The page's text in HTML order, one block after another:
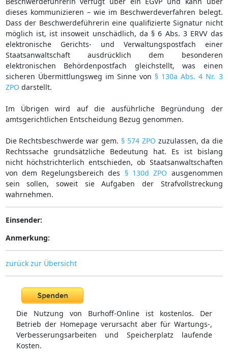
dieses kommunizieren – wie im Beschwerdeverfahren belegt.
Dass der Beschwerdeführerin eine qualifizierte Signatur nicht
möglich ist, ist insoweit unschädlich, da § 6 Abs. 3 ERVV das
elektronische Gerichts- und Verwaltungspostfach einer
Staatsanwaltschaft ausdrücklich dem besonderen
elektronischen Behördenpostfach gleichstellt, was einen
sicheren Übermittlungsweg im Sinne von § 130a Abs. 4 Nr. 3
ZPO darstellt.
Im Übrigen wird auf die ausführliche Begründung der
amtsgerichtlichen Entscheidung Bezug genommen.
Die Rechtsbeschwerde war gem. § 574 ZPO zuzulassen, da die
Rechtssache grundsätzliche Bedeutung hat. Es ist bislang
nicht höchstrichterlich entschieden, ob Staatsanwaltschaften
von dem Regelungsbereich des § 130d ZPO ausgenommen
sein sollen, soweit sie Aufgaben der Strafvollstreckung
wahrnehmen.
Einsender:
Anmerkung:
zurück zur Übersicht
Die Nutzung von Burhoff-Online ist kostenlos. Der
Betrieb der Homepage verursacht aber für Wartungs-,
Verbesserungsarbeiten und Speicherplatz laufende
Kosten.